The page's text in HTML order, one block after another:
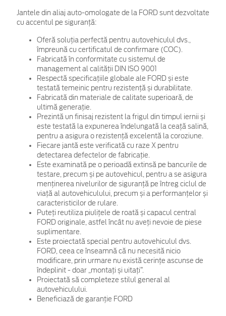
Jantele din aliaj auto-omologate de la FORD sunt dezvoltate
cu accentul pe siguranță:
Oferă soluția perfectă pentru autovehiculul dvs.,
împreună cu certificatul de confirmare (COC).
Fabricată în conformitate cu sistemul de
management al calității DIN ISO 9001
Respectă specificațiile globale ale FORD și este
testată temeinic pentru rezistență și durabilitate.
Fabricată din materiale de calitate superioară, de
ultimă generație.
Prezintă un finisaj rezistent la frigul din timpul iernii și
este testată la expunerea îndelungată la ceață salină,
pentru a asigura o rezistență excelentă la coroziune.
Fiecare jantă este verificată cu raze X pentru
detectarea defectelor de fabricație.
Este examinată pe o perioadă extinsă pe bancurile de
testare, precum și pe autovehicul, pentru a se asigura
menținerea nivelurilor de siguranță pe întreg ciclul de
viață al autovehiculului, precum și a performanțelor și
caracteristicilor de rulare.
Puteți reutiliza piulițele de roată și capacul central
FORD originale, astfel încât nu aveți nevoie de piese
suplimentare.
Este proiectată special pentru autovehiculul dvs.
FORD, ceea ce înseamnă că nu necesită nicio
modificare, prin urmare nu există cerințe ascunse de
îndeplinit - doar „montați și uitați”.
Proiectată să completeze stilul general al
autovehiculului.
Beneficiază de garanție FORD